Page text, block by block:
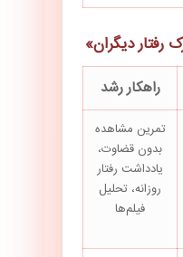
دیگران»
راهکار رشد
تمرین مشاهده
بدون قضاوت،
یادداشت رفتار
روزانه، تحلیل
فیلم‌ها